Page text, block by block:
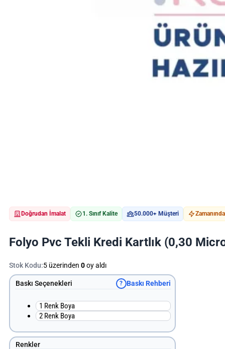
Doğrudan İmalat 1. Sınıf Kalite 50.000+ Müşteri
Folyo Pvc Tekli Kredi Kartlık (0,30
Stok Kodu:5 üzerinden 0oy aldı
Baskı Seçenekleri ? Baskı Rehberi
1 Renk Boya
2 Renk Boya
Renkler